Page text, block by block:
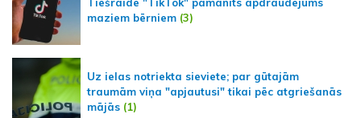
maziem bērniem (3)
Uz ielas notriekta sieviete; par gūtajām
traumām viņa "apjautusi" tikai pēc atgriešanās
mājās (1)